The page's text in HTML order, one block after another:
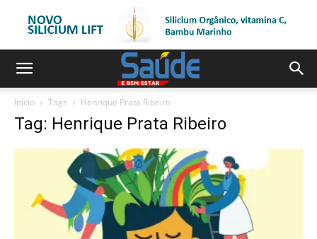
Início Tags Henrique Prata Ribeiro
Tag: Henrique Prata Ribeiro